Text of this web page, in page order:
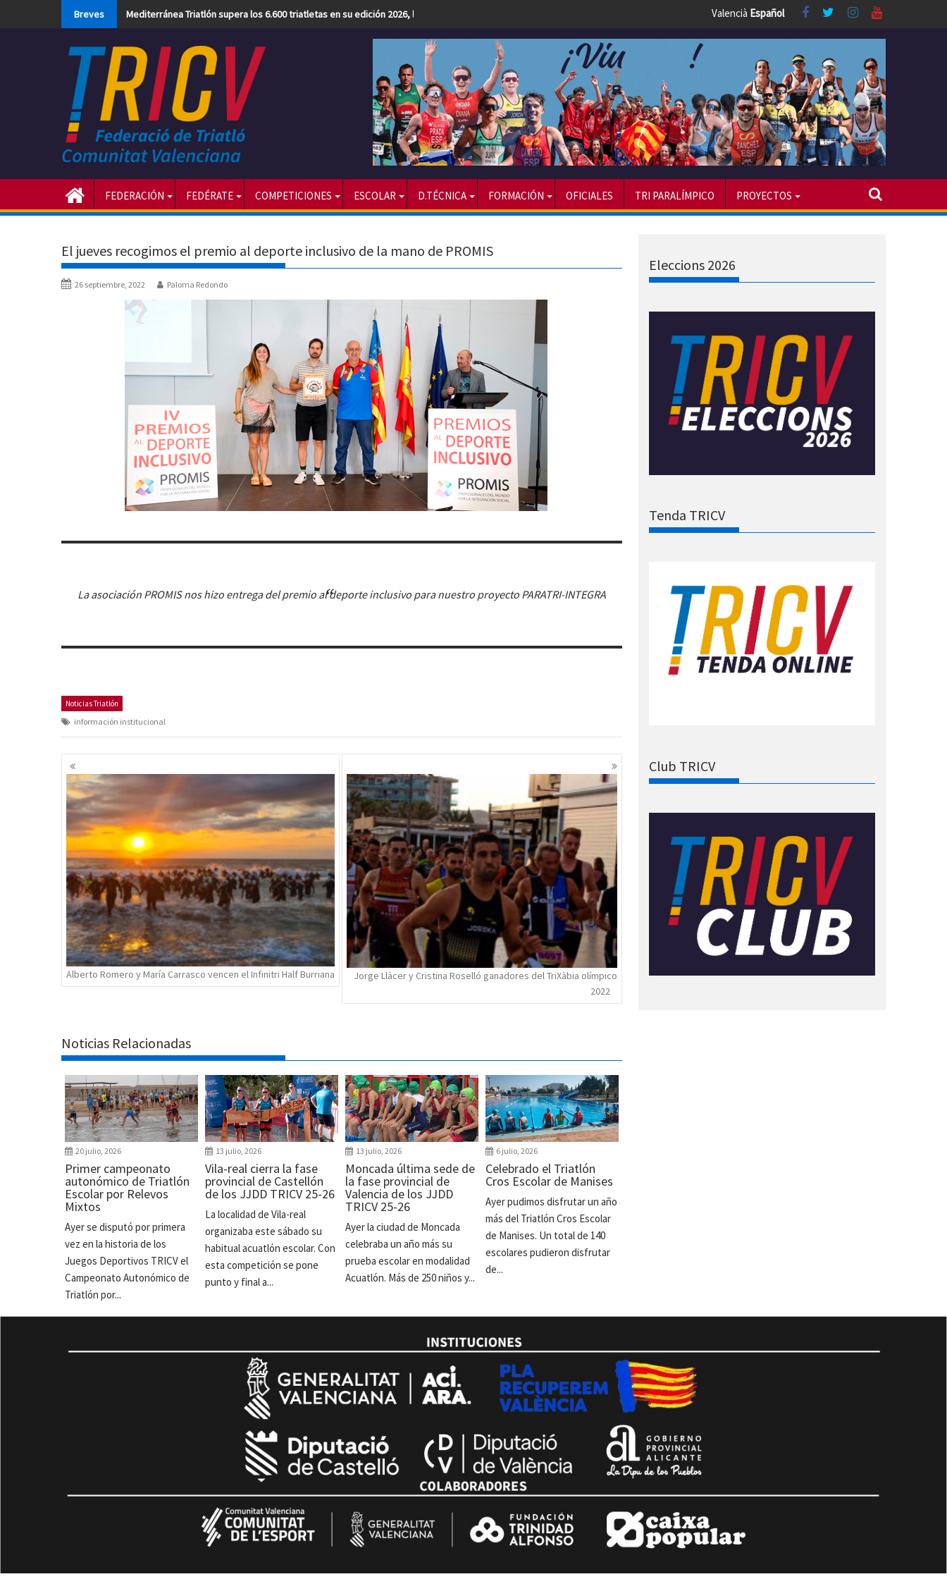
Breves Mediterránea Triatlón supera los 6.600 triatletas en su edición 2026, la más numerosa hasta la fecha Valencià Español
FEDERACIÓN FEDÉRATE COMPETICIONES ESCOLAR D.TÉCNICA FORMACIÓN OFICIALES TRI PARALÍMPICO PROYECTOS
El jueves recogimos el premio al deporte inclusivo de la mano de PROMIS
26 septiembre, 2022 Paloma Redondo
La asociación PROMIS nos hizo entrega del premio al deporte inclusivo para nuestro proyecto PARATRI-INTEGRA
Noticias Triatlón
información institucional
Navegación
de
entradas
Alberto Romero y María Carrasco vencen el Infinitri Half Burriana
Jorge Llàcer y Cristina Roselló ganadores del TriXàbia olímpico
2022
Noticias Relacionadas
20 julio, 2026
Primer campeonato
autonómico de Triatlón
Escolar por Relevos
Mixtos
Ayer se disputó por primera
vez en la historia de los
Juegos Deportivos TRICV el
Campeonato Autonómico de
Triatlón por...
13 julio, 2026
Vila-real cierra la fase
provincial de Castellón
de los JJDD TRICV 25-26
La localidad de Vila-real
organizaba este sábado su
habitual acuatlón escolar. Con
esta competición se pone
punto y final a...
13 julio, 2026
Moncada última sede de
la fase provincial de
Valencia de los JJDD
TRICV 25-26
Ayer la ciudad de Moncada
celebraba un año más su
prueba escolar en modalidad
Acuatlón. Más de 250 niños y...
6 julio, 2026
Celebrado el Triatlón
Cros Escolar de Manises
Ayer pudimos disfrutar un año
más del Triatlón Cros Escolar
de Manises. Un total de 140
escolares pudieron disfrutar
de...
Eleccions 2026
Tenda TRICV
Club TRICV